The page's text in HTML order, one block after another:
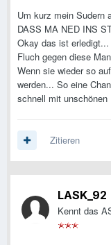
Um kurz mein Sudern
DASS MA NED INS
Okay das ist
Fluch gegen diese
Wenn sie wieder so
werden... So eine
schnell mit unschönen
Zitieren
LASK_92
Kennt das